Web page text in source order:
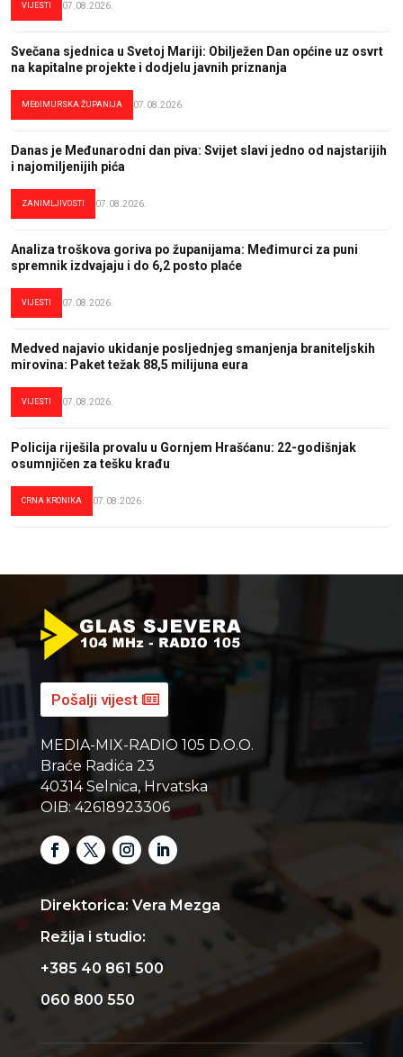
VIJESTI 07.08.2026.
Svečana sjednica u Svetoj Mariji: Obilježen Dan općine uz osvrt
na kapitalne projekte i dodjelu javnih priznanja
MEĐIMURSKA ŽUPANIJA 07.08.2026.
Danas je Međunarodni dan piva: Svijet slavi jedno od najstarijih
i najomiljenijih pića
ZANIMLJIVOSTI 07.08.2026.
Analiza troškova goriva po županijama: Međimurci za puni
spremnik izdvajaju i do 6,2 posto plaće
VIJESTI 07.08.2026.
Medved najavio ukidanje posljednjeg smanjenja braniteljskih
mirovina: Paket težak 88,5 milijuna eura
VIJESTI 07.08.2026.
Policija riješila provalu u Gornjem Hrašćanu: 22-godišnjak
osumnjičen za tešku krađu
CRNA KRONIKA 07.08.2026.
Pošalji vijest
MEDIA-MIX-RADIO 105 D.O.O.
Braće Radića 23
40314 Selnica, Hrvatska
OIB: 42618923306
Direktorica: Vera Mezga
Režija i studio:
+385 40 861 500
060 800 550